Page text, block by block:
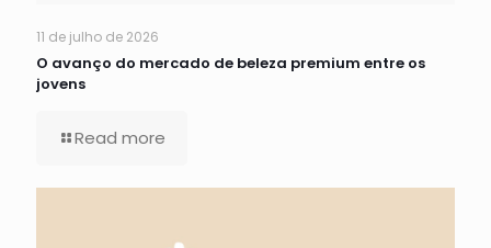
11 de julho de 2026
O avanço do mercado de beleza premium entre os
jovens
Read more